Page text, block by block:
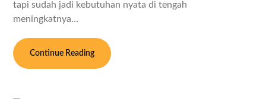
tapi sudah jadi kebutuhan nyata di tengah
meningkatnya…
Continue Reading